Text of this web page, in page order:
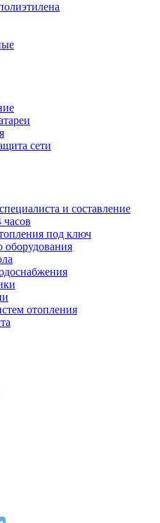
сети
и составление
под ключ
оборудования
отопления